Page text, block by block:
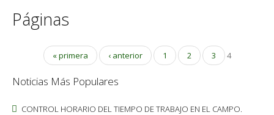
Páginas
« primera ‹ anterior 1 2 3 4
Noticias Más Populares
CONTROL HORARIO DEL TIEMPO DE TRABAJO EN EL CAMPO.